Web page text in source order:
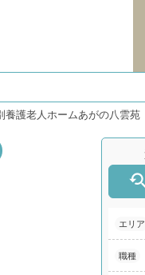
養護老人ホームあがの八雲
エリア
職種